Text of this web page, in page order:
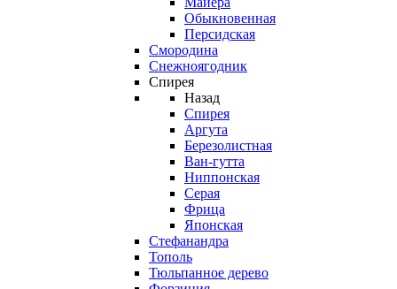
Обыкновенная
Персидская
Смородина
Снежноягодник
Спирея
Назад
Спирея
Аргута
Березолистная
Ван-гутта
Ниппонская
Серая
Фрица
Японская
Стефанандра
Тополь
Тюльпанное дерево